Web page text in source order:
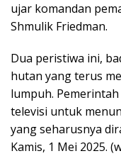
ujar komandan
Shmulik Friedman.
Dua peristiwa ini,
hutan yang terus
lumpuh.
televisi untuk
yang seharusnya
Kamis, 1 Mei 2025.